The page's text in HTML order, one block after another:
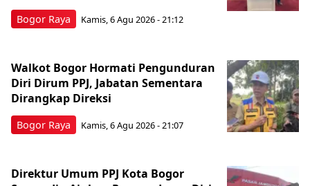
Bogor Raya Kamis, 6 Agu 2026 - 21:12
Bogor Raya
Walkot Bogor Hormati Pengunduran
Diri Dirum PPJ, Jabatan Sementara
Dirangkap Direksi
Kamis, 6 Agu 2026 - 21:07
Direktur Umum PPJ Kota Bogor